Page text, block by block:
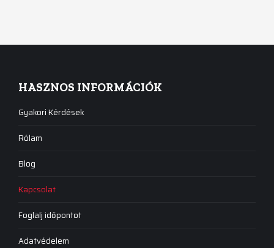
HASZNOS INFORMÁCIÓK
Gyakori Kérdések
Rólam
Blog
Kapcsolat
Foglalj időpontot
Adatvédelem